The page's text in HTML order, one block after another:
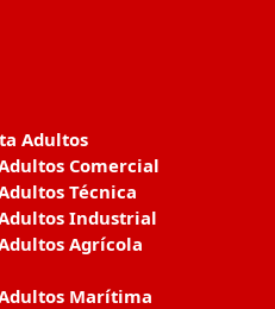
Adultos
Comercial
Técnica
Industrial
Agrícola
Marítima